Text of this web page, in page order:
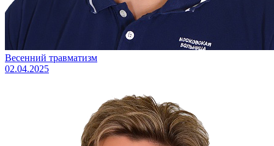
Весенний травматизм
02.04.2025